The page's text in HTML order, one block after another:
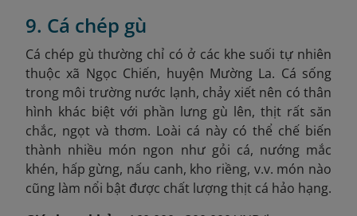
9. Cá chép gù
Cá chép gù thường chỉ có ở các khe suối tự nhiên
thuộc xã Ngọc Chiến, huyện Mường La. Cá sống
trong môi trường nước lạnh, chảy xiết nên có thân
hình khác biệt với phần lưng gù lên, thịt rất săn
chắc, ngọt và thơm. Loài cá này có thể chế biến
thành nhiều món ngon như gỏi cá, nướng mắc
khén, hấp gừng, nấu canh, kho riềng, v.v. món nào
cũng làm nổi bật được chất lượng thịt cá hảo hạng.